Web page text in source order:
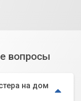
вопросы
на дом